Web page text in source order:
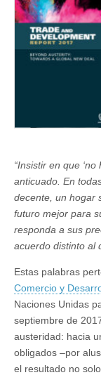
“Insistir en que
anticuado. En
decente, un hogar
futuro mejor para
responda a sus
acuerdo distinto al
Estas palabras
Comercio y
Naciones Unidas
septiembre de
austeridad: hacia
obligados –por
el resultado no